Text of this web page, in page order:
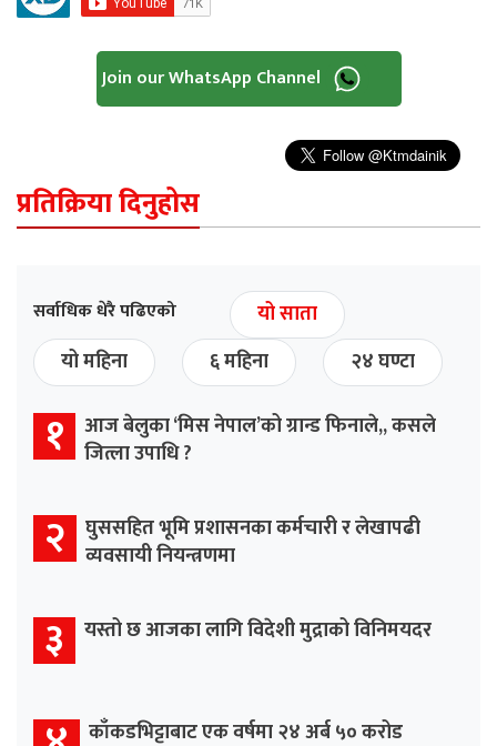
Join our WhatsApp Channel
प्रतिक्रिया दिनुहोस
सर्वाधिक धेरै पढिएको
यो साता
यो महिना
६ महिना २४ घण्टा
१
आज बेलुका ‘मिस नेपाल’को ग्रान्ड फिनाले,, कसले
जित्ला उपाधि ?
२
घुससहित भूमि प्रशासनका कर्मचारी र लेखापढी
व्यवसायी नियन्त्रणमा
३ यस्तो छ आजका लागि विदेशी मुद्राको विनिमयदर
काँकडभिट्टाबाट एक वर्षमा २४ अर्ब ५० करोड